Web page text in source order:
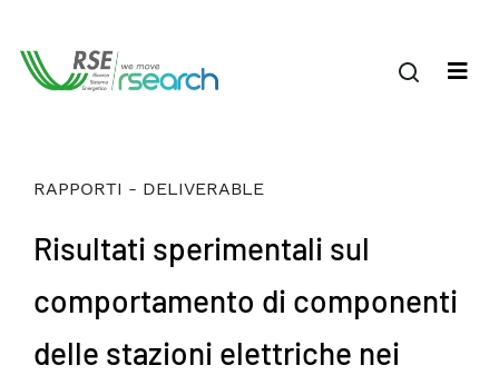
RAPPORTI - DELIVERABLE
Risultati sperimentali sul
comportamento di componenti
delle stazioni elettriche nei